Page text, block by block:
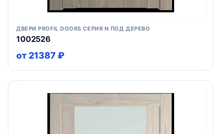
ДВЕРИ PROFIL DOORS СЕРИЯ N ПОД ДЕРЕВО
1002526
от 21387 ₽